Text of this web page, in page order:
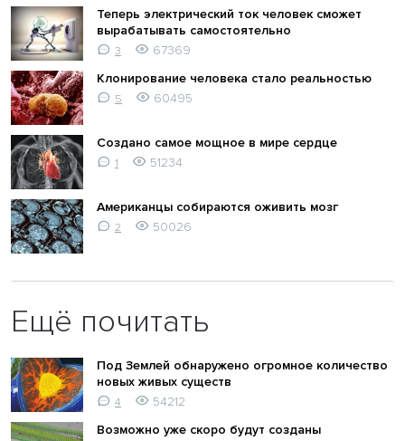
Теперь электрический ток человек сможет
вырабатывать самостоятельно
3
67369
Клонирование человека стало реальностью
5 60495
Создано самое мощное в мире сердце
1 51234
Американцы собираются оживить мозг
2 50026
Ещё почитать
Под Землей обнаружено огромное количество
новых живых существ
4
54212
Возможно уже скоро будут созданы